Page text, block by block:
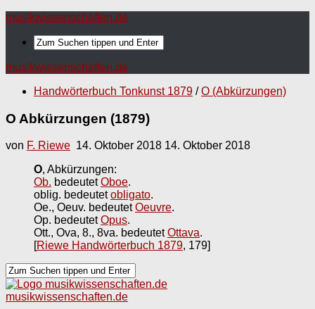
musikwissenschaften.de
musikwissenschaften.de
Handwörterbuch Tonkunst 1879 / O (Abkürzungen)
O Abkürzungen (1879)
von F. Riewe 14. Oktober 2018 14. Oktober 2018
O, Abkürzungen:
Ob. bedeutetOboe.
oblig. bedeutetobligato.
Oe., Oeuv. bedeutetOeuvre.
Op. bedeutetOpus.
Ott., Ova, 8., 8va. bedeutetOttava.
[Riewe Handwörterbuch 1879, 179]
musikwissenschaften.de